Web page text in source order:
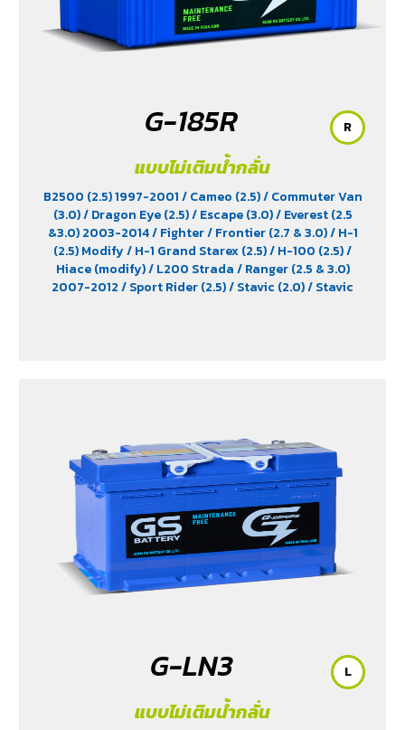
G-185R
แบบไม่เติมน้ำกลั่น
B2500 (2.5) 1997-2001/ Cameo (2.5)/ Commuter Van
(3.0)/ Dragon Eye (2.5)/ Escape (3.0)/ Everest (2.5
&3.0) 2003-2014/ Fighter/ Frontier (2.7 & 3.0)/ H-1
(2.5) Modify/ H-1 Grand Starex (2.5)/ H-100 (2.5)/
Hiace (modify)/ L200 Strada/ Ranger (2.5 & 3.0)
2007-2012/ Sport Rider (2.5)/ Stavic (2.0)/ Stavic
R
G-LN3
แบบไม่เติมน้ำกลั่น
L